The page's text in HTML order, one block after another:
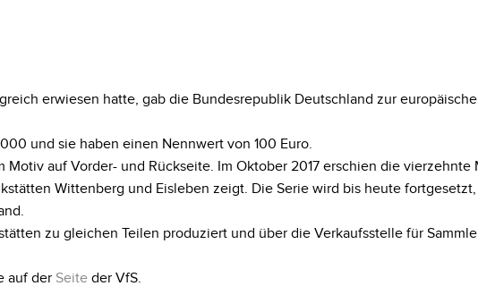
erwiesen hatte, gab die Bundesrepublik Deutschland zur
und sie haben einen Nennwert von 100 Euro.
auf Vorder- und Rückseite. Im Oktober 2017 erschien die vierzehnte
Wittenberg und Eisleben zeigt. Die Serie wird bis heute
zu gleichen Teilen produziert und über die Verkaufsstelle für
auf der Seite der VfS.